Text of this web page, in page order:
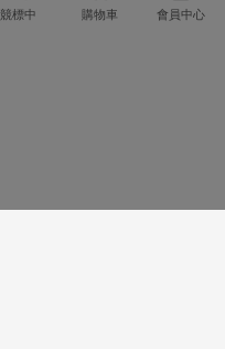
競標中 購物車 會員中心